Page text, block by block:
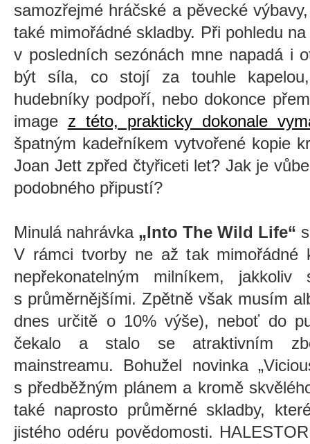
samozřejmé hráčské a pěvecké
také mimořádné skladby. Při pohledu
v posledních sezónách mne napadá i
být síla, co stojí za touhle
hudebníky podpoří, nebo dokonce
image z této, prakticky dokonale
špatným kadeřníkem vytvořené kopie
Joan Jett zpřed čtyřiceti let? Jak je
podobného připustí?
Minulá nahrávka „Into The Wild Life“
V rámci tvorby ne až tak mimořádné
nepřekonatelným milníkem, jakkoliv
s průměrnějšími. Zpětně však musím
dnes určitě o 10% výše), neboť do
čekalo a stalo se atraktivním
mainstreamu. Bohužel novinka
s předběžným plánem a kromě
také naprosto průměrné skladby,
jistého odéru povědomosti.